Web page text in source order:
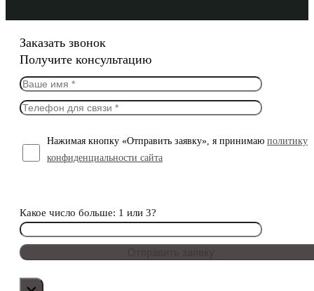
Заказать звонок
Получите консультацию
Нажимая кнопку «Отправить заявку», я принимаю политику
конфиденциальности сайта
Какое число больше: 1 или 3?